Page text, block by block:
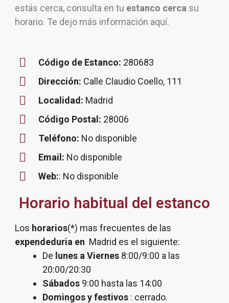
estás cerca, consulta en tu estanco cerca su
horario. Te dejo más información aquí.
Código de Estanco: 280683
Dirección: Calle Claudio Coello, 111
Localidad: Madrid
Código Postal: 28006
Teléfono: No disponible
Email: No disponible
Web:: No disponible
Horario habitual del estanco
Los horarios(*) mas frecuentes de las
expendeduria en Madrid es el siguiente:
De lunes a Viernes 8:00/9:00 a las
20:00/20:30
Sábados 9:00 hasta las 14:00
Domingos y festivos : cerrado.